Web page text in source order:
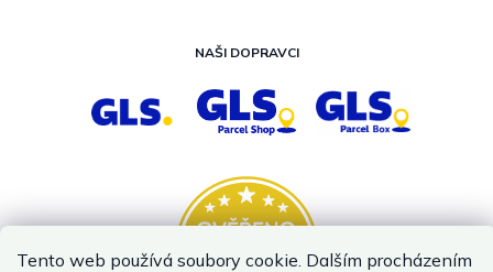
Tento web používá soubory cookie. Dalším procházením
NAŠI DOPRAVCI